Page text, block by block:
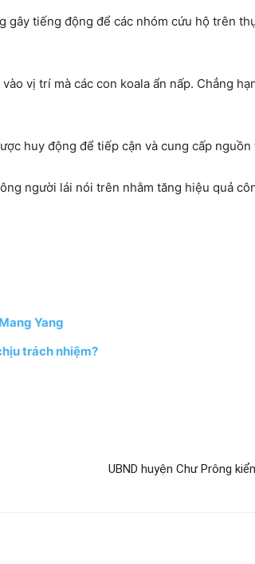
tiếng động để các nhóm cứu hộ trên
vị trí mà các con koala ẩn nấp. Chẳng
huy động để tiếp cận và cung cấp
người lái nói trên nhằm tăng hiệu quả
Yang
trách nhiệm?
UBND huyện Chư Prông